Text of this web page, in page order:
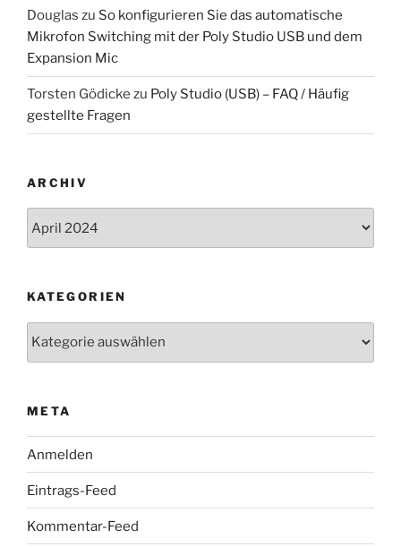
Douglas zu So konfigurieren Sie das automatische
Mikrofon Switching mit der Poly Studio USB und dem
Expansion Mic
Torsten Gödicke zu Poly Studio (USB) – FAQ / Häufig
gestellte Fragen
ARCHIV
KATEGORIEN
META
Anmelden
Eintrags-Feed
Kommentar-Feed